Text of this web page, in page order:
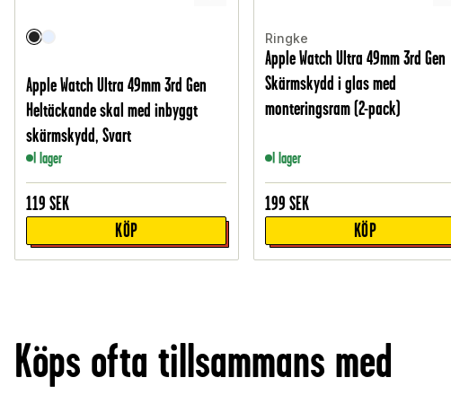
Apple Watch Ultra 49mm 3rd Gen
Heltäckande skal med inbyggt
skärmskydd, Svart
I lager
119 SEK
KÖP
Ringke
Apple Watch Ultra 49mm 3rd Gen
Skärmskydd i glas med
monteringsram (2-pack)
I lager
199 SEK
KÖP
Köps ofta tillsammans med